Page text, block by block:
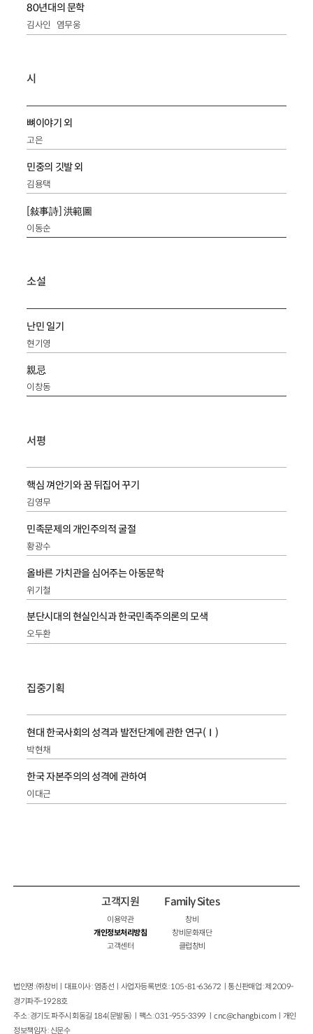
80년대의 문학
김사인 염무웅
시
뼈이야기 외
고은
민중의 깃발 외
김용택
[敍事詩] 洪範圖
이동순
소설
난민 일기
현기영
親忌
이창동
서평
핵심 껴안기와 꿈 뒤집어 꾸기
김영무
민족문제의 개인주의적 굴절
황광수
올바른 가치관을 심어주는 아동문학
위기철
분단시대의 현실인식과 한국민족주의론의 모색
오두환
집중기획
현대 한국사회의 성격과 발전단계에 관한 연구(Ⅰ)
박현채
한국 자본주의의 성격에 관하여
이대근
고객지원
이용약관
개인정보처리방침
고객센터
Family Sites
창비
창비문화재단
클럽창비
법인명 : ㈜창비ㅣ대표이사 : 염종선ㅣ사업자등록번호 : 105-81-63672ㅣ통신판매업 : 제 2009-
경기파주-1928호
주소 : 경기도 파주시 회동길 184(문발동)ㅣ팩스 : 031-955-3399 ㅣcnc@changbi.com ㅣ개인
정보책임자 : 신문수